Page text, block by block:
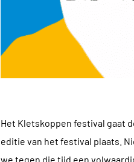
Het Kletskoppen festival gaat
editie van het festival plaats.
we tegen die tijd een